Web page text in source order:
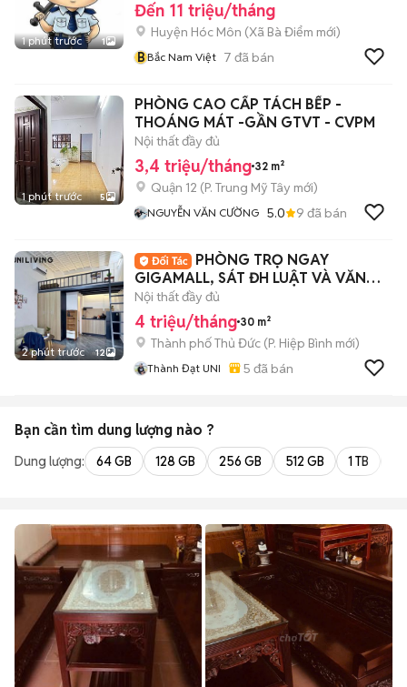
1 phút trước 1
Đến 11 triệu/tháng
Huyện Hóc Môn (Xã Bà Điểm mới)
BBắc Nam Việt 7 đã bán
1 phút trước 5
PHÒNG CAO CẤP TÁCH BẾP -
THOÁNG MÁT -GẦN GTVT - CVPM
Nội thất đầy đủ
3,4 triệu/tháng 32 m²
Quận 12 (P. Trung Mỹ Tây mới)
NGUYỄN VĂN CƯỜNG 5.0 9 đã bán
2 phút trước 12
PHÒNG TRỌ NGAY
GIGAMALL, SÁT ĐH LUẬT VÀ VĂN
LANG CS3
Nội thất đầy đủ
4 triệu/tháng 30 m²
Thành phố Thủ Đức (P. Hiệp Bình mới)
Thành Đạt UNI 5 đã bán
Bạn cần tìm dung lượng nào ?
Dung lượng: 64 GB 128 GB 256 GB 512 GB 1 TB